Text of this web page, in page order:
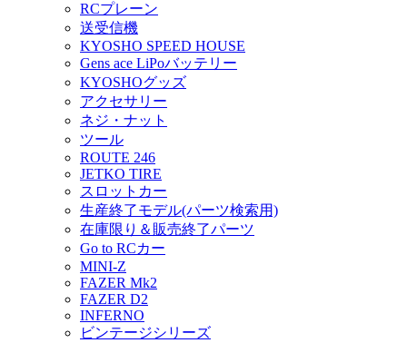
RCプレーン
送受信機
KYOSHO SPEED HOUSE
Gens ace LiPoバッテリー
KYOSHOグッズ
アクセサリー
ネジ・ナット
ツール
ROUTE 246
JETKO TIRE
スロットカー
生産終了モデル(パーツ検索用)
在庫限り＆販売終了パーツ
Go to RCカー
MINI-Z
FAZER Mk2
FAZER D2
INFERNO
ビンテージシリーズ